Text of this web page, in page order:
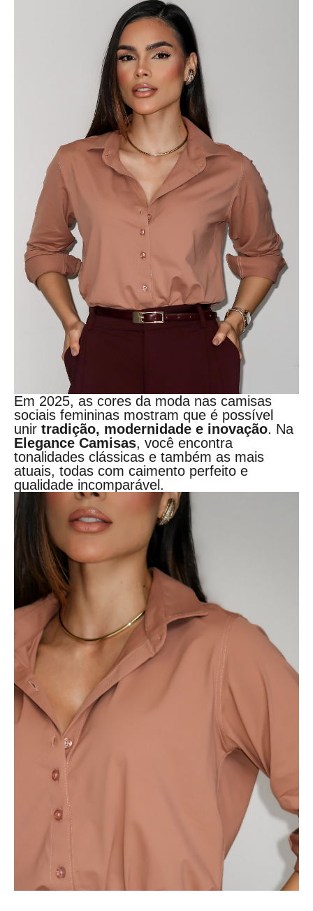
Em 2025, as cores da moda nas camisas
sociais femininas mostram que é possível
unir tradição, modernidade e inovação. Na
Elegance Camisas, você encontra
tonalidades clássicas e também as mais
atuais, todas com caimento perfeito e
qualidade incomparável.